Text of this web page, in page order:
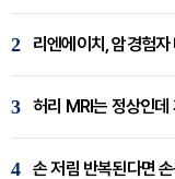
2 리엔에이치, 암경험자
3 허리 MRI는 정상인
4